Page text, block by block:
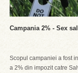
Campania 2% - Sex
Scopul campaniei a fost
a 2% din impozit catre